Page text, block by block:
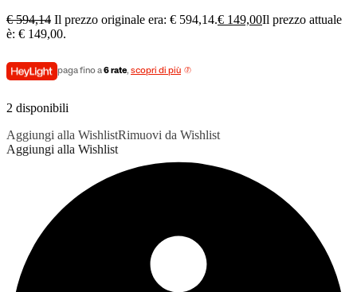
€594,14 Il prezzo originale era: € 594,14.€ 149,00Il prezzo attuale
è: € 149,00.
paga fino a6 rate, scopri di più
2 disponibili
Aggiungi alla WishlistRimuovi da Wishlist
Aggiungi alla Wishlist